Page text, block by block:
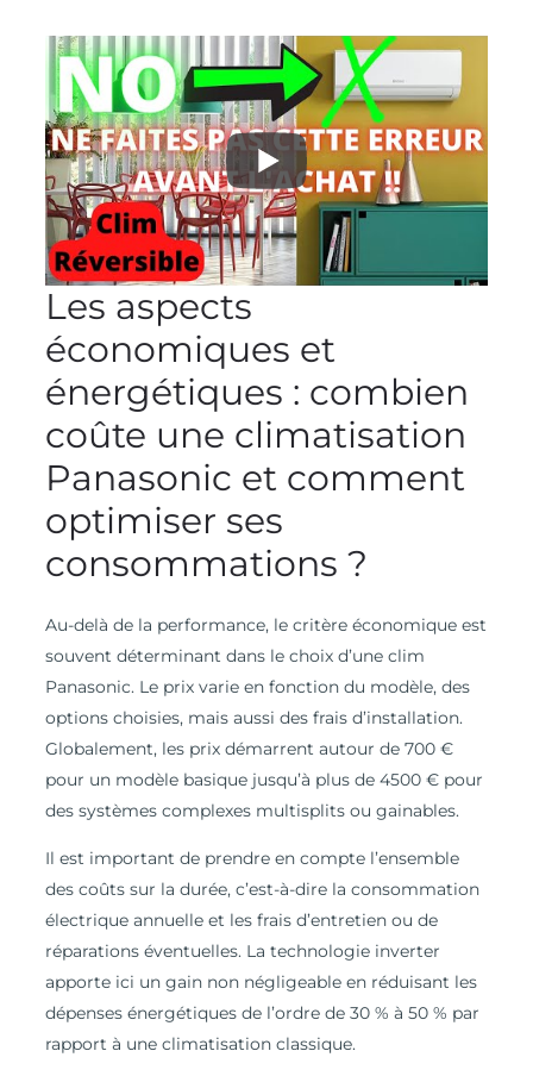
Les aspects
économiques et
énergétiques : combien
coûte une climatisation
Panasonic et comment
optimiser ses
consommations ?
Au-delà de la performance, le critère économique est
souvent déterminant dans le choix d’une clim
Panasonic. Le prix varie en fonction du modèle, des
options choisies, mais aussi des frais d’installation.
Globalement, les prix démarrent autour de 700 €
pour un modèle basique jusqu’à plus de 4500 € pour
des systèmes complexes multisplits ou gainables.
Il est important de prendre en compte l’ensemble
des coûts sur la durée, c’est-à-dire la consommation
électrique annuelle et les frais d’entretien ou de
réparations éventuelles. La technologie inverter
apporte ici un gain non négligeable en réduisant les
dépenses énergétiques de l’ordre de 30 % à 50 % par
rapport à une climatisation classique.